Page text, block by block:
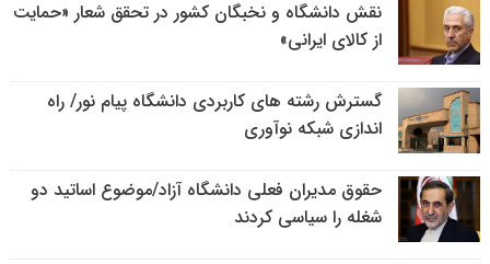
نقش دانشگاه و نخبگان کشور در تحقق شعار «حمایت
از کالای ایرانی»
گسترش رشته های کاربردی دانشگاه پیام نور/ راه
اندازی شبکه نوآوری
حقوق مدیران فعلی دانشگاه آزاد/موضوع اساتید دو
شغله را سیاسی کردند